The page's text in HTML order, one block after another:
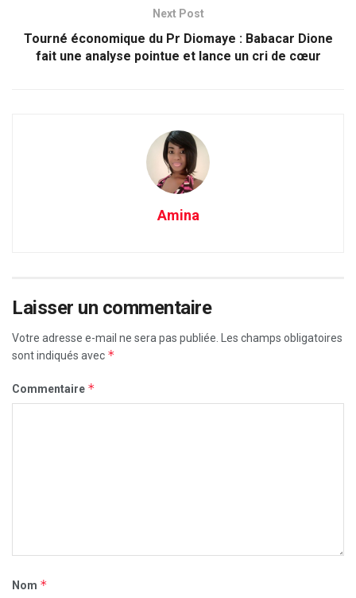
Next Post
Tourné économique du Pr Diomaye : Babacar Dione
fait une analyse pointue et lance un cri de cœur
Amina
Laisser un commentaire
Votre adresse e-mail ne sera pas publiée.
Les champs obligatoires
sont indiqués avec *
Commentaire *
Nom *